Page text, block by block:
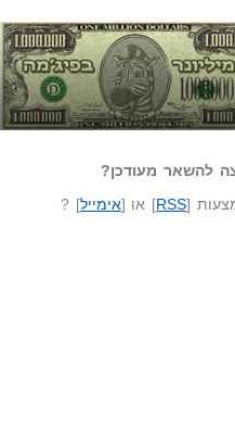
שאל שאלה בפיג'מה
להשאר מעודכן?
[
RSS] או [אימייל] ?